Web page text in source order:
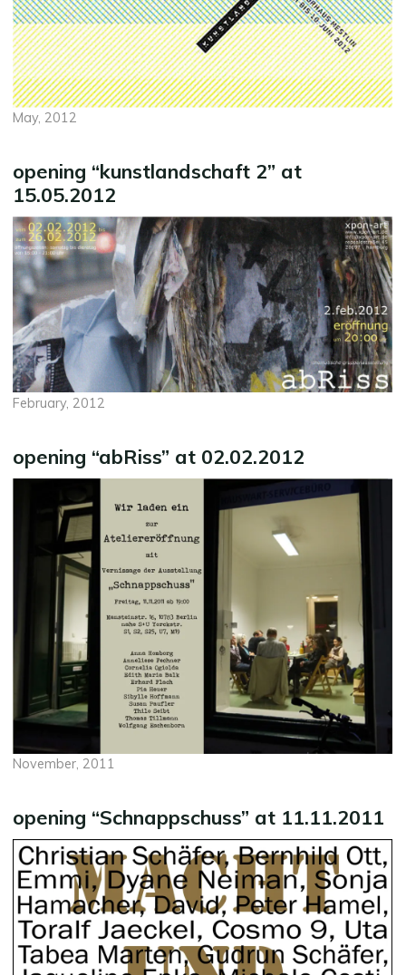
May, 2012
opening “kunstlandschaft 2” at
15.05.2012
February, 2012
opening “abRiss” at 02.02.2012
November, 2011
opening “Schnappschuss” at 11.11.2011